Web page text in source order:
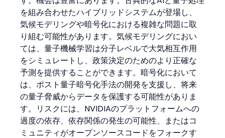
を組み合わせたハイブリッドシステムが登場し、
気候モデリングや暗号化における複雑な問題に取
り組む可能性があります。気候モデリングにおい
ては、量子機械学習は分子レベルで大気相互作用
をシミュレートし、政策決定のためのより正確な
予測を提供することができます。暗号化において
は、ポスト量子暗号化手法の開発を支援し、将来
の量子脅威からデータを保護する可能性がありま
す。リスクには、NVIDIAのプラットフォームへの
過度の依存、依存関係の発生の可能性、またはコ
ミュニティがオープンソースコードをフォークす